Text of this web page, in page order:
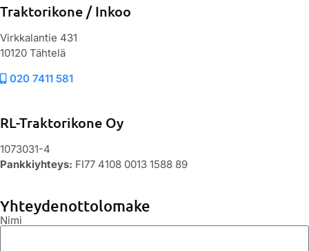
Traktorikone / Inkoo
Virkkalantie 431
10120 Tähtelä
020 7411 581
RL-Traktorikone Oy
1073031-4
Pankkiyhteys: FI77 4108 0013 1588 89
Yhteydenottolomake
Nimi